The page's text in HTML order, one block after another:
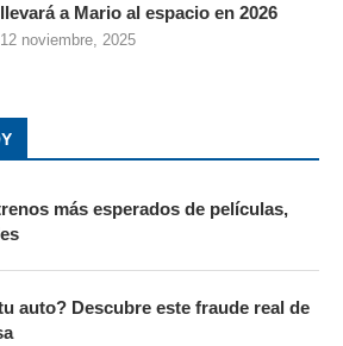
llevará a Mario al espacio en 2026
12 noviembre, 2025
más esperados de películas,
auto? Descubre este fraude real de